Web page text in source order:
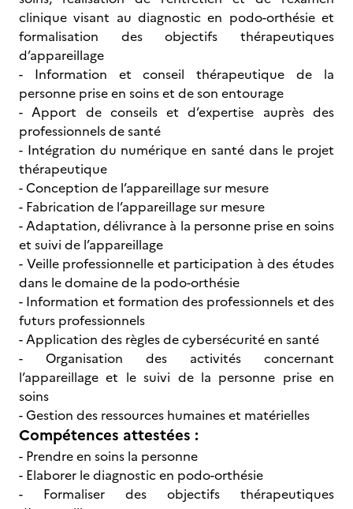
clinique visant au diagnostic en podo-orthésie et
formalisation des objectifs thérapeutiques
d’appareillage
- Information et conseil thérapeutique de la
personne prise en soins et de son entourage
- Apport de conseils et d’expertise auprès des
professionnels de santé
- Intégration du numérique en santé dans le projet
thérapeutique
- Conception de l’appareillage sur mesure
- Fabrication de l’appareillage sur mesure
- Adaptation, délivrance à la personne prise en soins
et suivi de l’appareillage
- Veille professionnelle et participation à des études
dans le domaine de la podo-orthésie
- Information et formation des professionnels et des
futurs professionnels
- Application des règles de cybersécurité en santé
- Organisation des activités concernant
l’appareillage et le suivi de la personne prise en
soins
- Gestion des ressources humaines et matérielles
Compétences attestées :
- Prendre en soins la personne
- Elaborer le diagnostic en podo-orthésie
- Formaliser des objectifs thérapeutiques